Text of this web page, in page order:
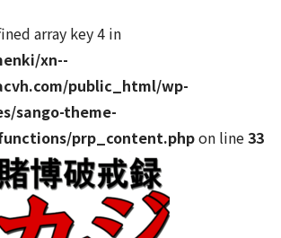
array key 4 in
xn--
public_html/wp-
sango-theme-
prp_content.phpon line33